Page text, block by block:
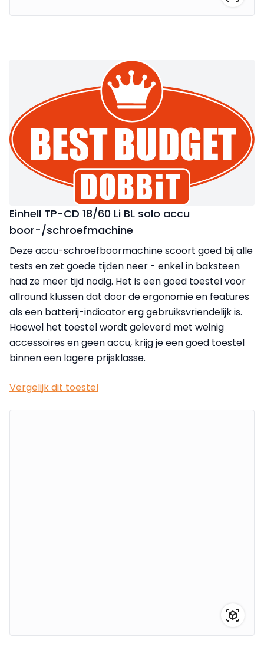
Einhell TP-CD 18/60 Li BL solo accu
boor-/schroefmachine
Deze accu-schroefboormachine scoort goed bij alle
tests en zet goede tijden neer - enkel in baksteen
had ze meer tijd nodig. Het is een goed toestel voor
allround klussen dat door de ergonomie en features
als een batterij-indicator erg gebruiksvriendelijk is.
Hoewel het toestel wordt geleverd met weinig
accessoires en geen accu, krijg je een goed toestel
binnen een lagere prijsklasse.
Vergelijk dit toestel